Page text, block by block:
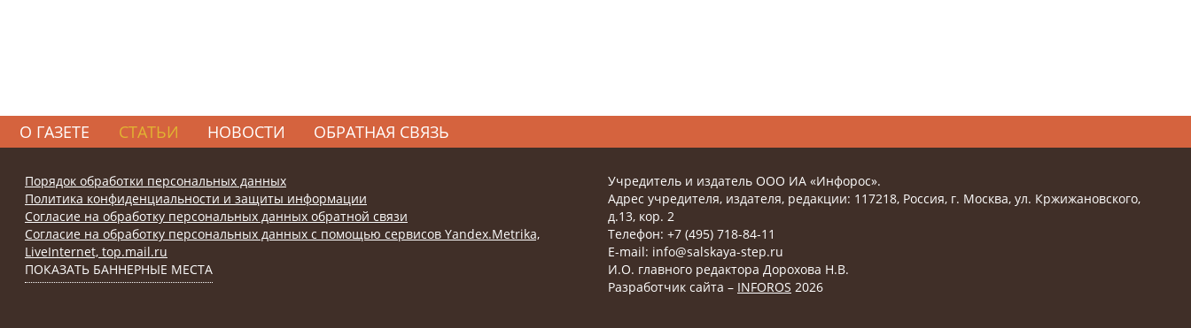
О ГАЗЕТЕ СТАТЬИ НОВОСТИ ОБРАТНАЯ СВЯЗЬ
Порядок обработки персональных данных
Политика конфиденциальности и защиты информации
Согласие на обработку персональных данных обратной связи
Согласие на обработку персональных данных с помощью сервисов Yandex.Metrika,
LiveInternet, top.mail.ru
ПОКАЗАТЬ БАННЕРНЫЕ МЕСТА
Учредитель и издатель ООО ИА «Инфорос».
Адрес учредителя, издателя, редакции: 117218, Россия, г. Москва, ул. Кржижановского,
д.13, кор. 2
Телефон: +7 (495) 718-84-11
E-mail: info@salskaya-step.ru
И.О. главного редактора Дорохова Н.В.
Разработчик сайта – INFOROS 2026